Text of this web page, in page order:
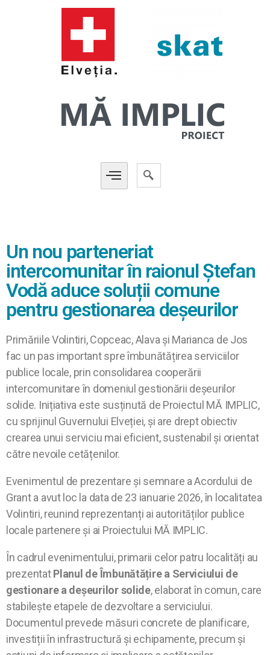
Un nou parteneriat
intercomunitar în raionul Ștefan
Vodă aduce soluții comune
pentru gestionarea deșeurilor
Primăriile Volintiri, Copceac, Alava și Marianca de Jos
fac un pas important spre îmbunătățirea serviciilor
publice locale, prin consolidarea cooperării
intercomunitare în domeniul gestionării deșeurilor
solide. Inițiativa este susținută de Proiectul MĂ IMPLIC,
cu sprijinul Guvernului Elveției, și are drept obiectiv
crearea unui serviciu mai eficient, sustenabil și orientat
către nevoile cetățenilor.
Evenimentul de prezentare și semnare a Acordului de
Grant a avut loc la data de 23 ianuarie 2026, în localitatea
Volintiri, reunind reprezentanți ai autorităților publice
locale partenere și ai Proiectului MĂ IMPLIC.
În cadrul evenimentului, primarii celor patru localități au
prezentatPlanul de Îmbunătățire a Serviciului de
gestionare a deșeurilor solide, elaborat în comun, care
stabilește etapele de dezvoltare a serviciului.
Documentul prevede măsuri concrete de planificare,
investiții în infrastructură și echipamente, precum și